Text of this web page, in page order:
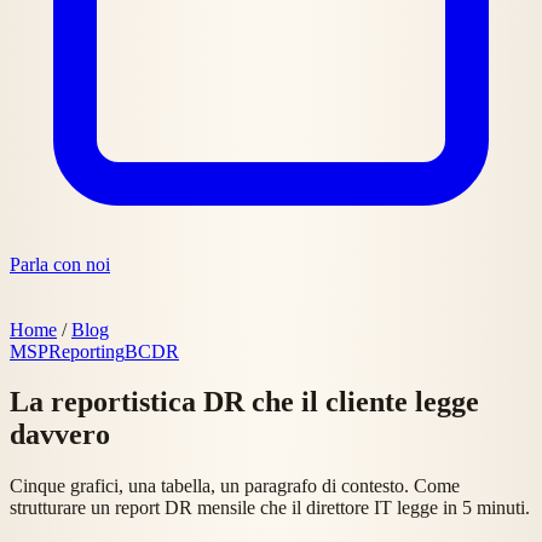
Parla con noi
Home / Blog
MSPReportingBCDR
La reportistica DR che il cliente legge
davvero
Cinque grafici, una tabella, un paragrafo di contesto. Come
strutturare un report DR mensile che il direttore IT legge in 5 minuti.